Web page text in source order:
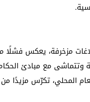
مزخرفة، يعكس فشلًا
وتتماشى مع مبادئ
المحلي، تكرّس مزيدًا